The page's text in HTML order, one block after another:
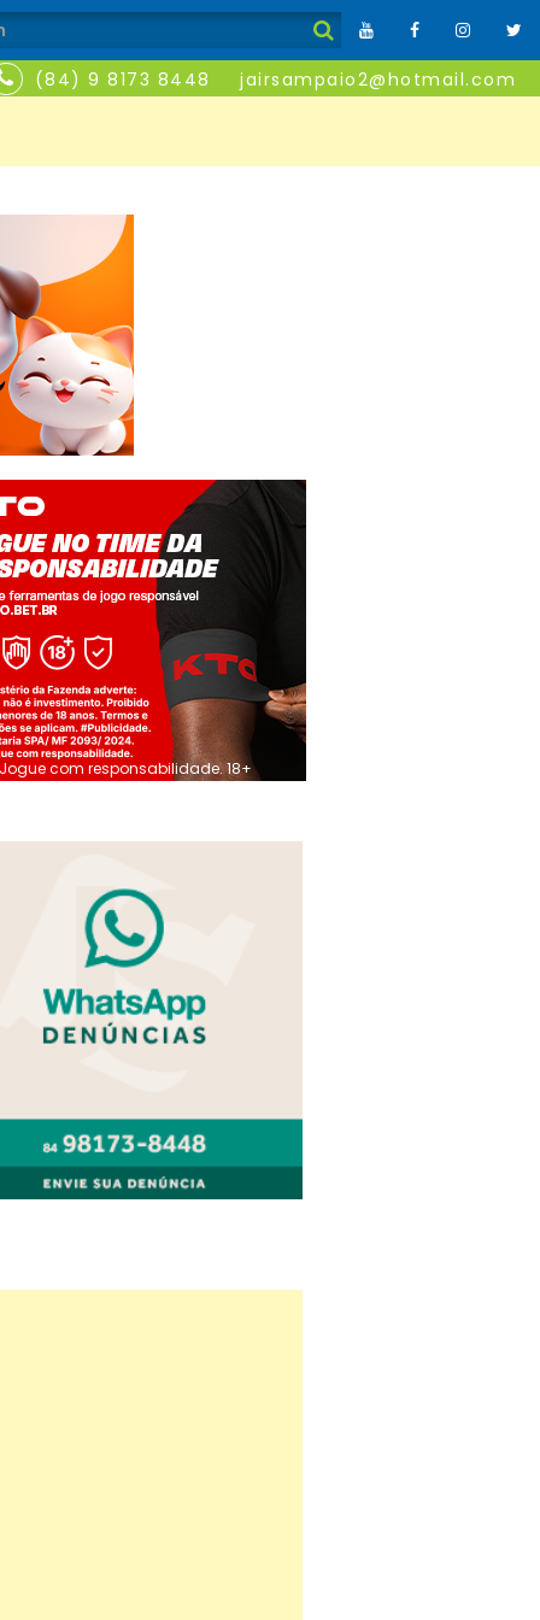
(84) 9 8173 8448 jairsampaio2@hotmail.com
Jogue com responsabilidade. 18+